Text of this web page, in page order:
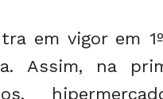
em vigor em
Assim, na